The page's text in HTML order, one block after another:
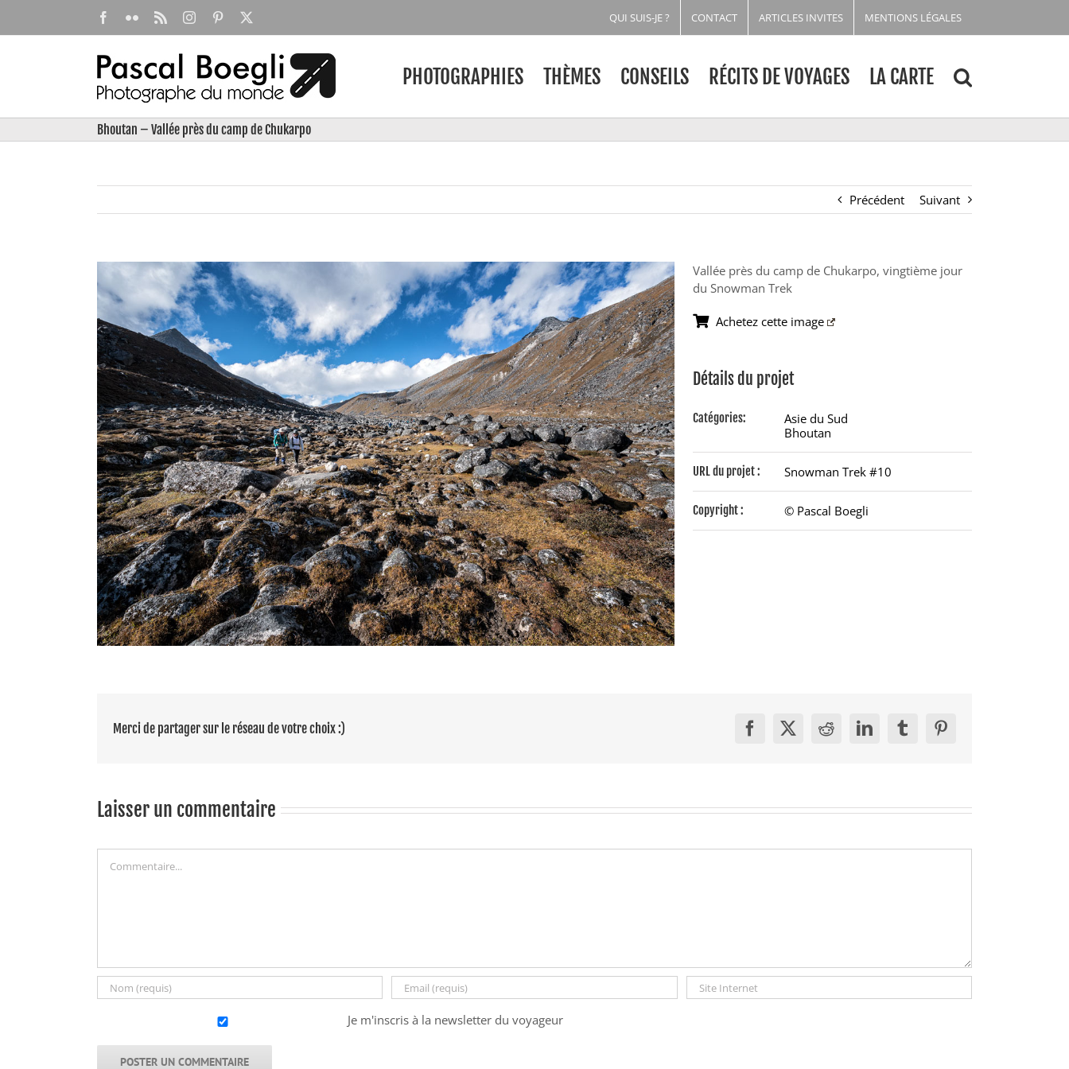
Facebook
Flickr Rss InstagramPinterest QUI SUIS-JE ? CONTACT ARTICLES INVITES MENTIONS LÉGALES
PHOTOGRAPHIES THÈMES CONSEILS RÉCITS DE VOYAGES LA CARTE
Bhoutan – Vallée près du camp de Chukarpo
Précédent Suivant
Larger
Image
Vallée près du camp de Chukarpo, vingtième jour
du Snowman Trek
Achetez cette image
Détails du projet
Catégories:
Asie du Sud
Bhoutan
URL du projet : Snowman Trek #10
Copyright : © Pascal Boegli
Merci de partager sur le réseau de votre choix :) Facebook
X RedditLinkedInTumblrPinterest
Laisser un commentaire
Je m'inscris à la newsletter du voyageur